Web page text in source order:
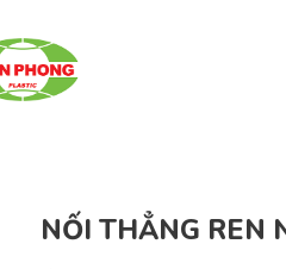
NỐI THẲNG REN